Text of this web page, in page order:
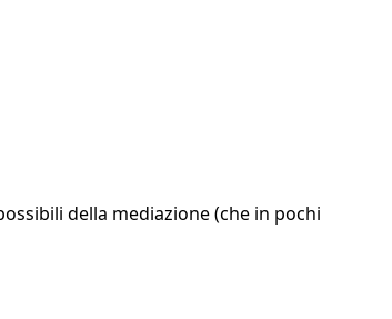
della mediazione (che in pochi